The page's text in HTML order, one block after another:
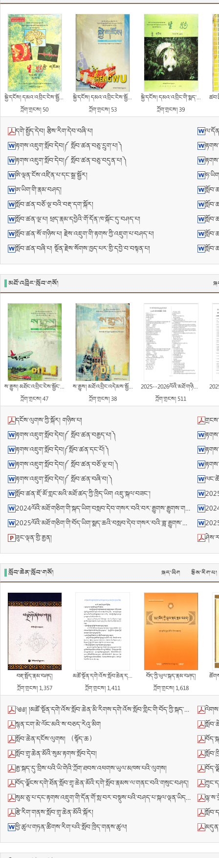
སྐྱེ་དངོས། དམའ་འབྲིང་ངེས་སྦྱོང་དེབ་གཉིས་པ།
ཀློག་གྲངས། 50
སྐྱེ་དངོས། དམའ་འབྲིང་ངེས་སྦྱོང་དེབ་དང་པོ།
ཀློག་གྲངས། 53
སྐྱེ་དངོས། དམའ་འབྲིང་གི་སྨད་ཆ། དེབ་དང་པོ།
ཀློག་གྲངས། 39
དགེ་སྤྱོད་དེབ། རྩིས་རིག་དེབ་བཞི་པ།
རྟགས་འཇུག་སློབ་དེབ།༼ སློབ་ཚན་བཅུ་དྲུག་པ།༽
རྟགས་འཇུག་སློབ་དེབ།༼ སློབ་ཚན་བཅུ་བདུན་པ།༽
ཨི་ལྡན་ངོས་འཛིན་པ་དང་སྒྲ་སྦྱོར།
ཨ་ཡིག་གི་རྣམ་བཤད།
སློབ་ཚན་བཅོ་ལྔ་བའི་བརྡ་དག་སྐོར།
སློབ་ཚན་ལྔ་པ། ཕྲད་རྣམ་དབྱེའི་གོ་དོན་ཁ་སྐོང་དུ་བཤད་པ།
སློབ་ཚན་སོ་གཉིས་པ། རྗེས་འཇུག་གི་རྟགས་ཀྱི་འཇུག་པ་བཤད་པ།
སློབ་ཚན་བཞི་པ། སྔོན་རྗེས་སོགས་ཁྱད་པར་གྱི་དབྱེ་བ་བསྟན་པ།
མཐོ་འབྲིང་སློབ་གསོ།
ས་རྒྱུས། མཐོང་འབྲིང་ངེས་སྦྱོང་། སྨད་ཆ།
ཀློག་གྲངས། 47
ས་རྒྱུས། མཐོ་འབྲིང་འདེམས་སྦྱོང་། དེབ་དང་པོ།
ཀློག་གྲངས། 38
2025--2026ལོའི་མཐོ་གཉིས་སྟོད་ཆའི་མཇུག་རྒྱུགས་རྒྱུགས་གཞི ། བོད་སྐད་ཡིག
ཀློག་གྲངས། 511
2025--
དངོས་ལུགས་ཀྱི་སྐོར། གཉིས་པ།
རྟགས་འཇུག་སློབ་དེབ།༼ སློབ་ཚན་བརྒྱད་པ།༽
རྟགས་འཇུག་སློབ་དེབ།༼སློབ་ཚན་དང་པོ།༽
རྟགས་འཇུག་སློབ་དེབ།༼ སློབ་ཚན་བཅོ་ལྔ་བ།༽
རྟགས་འཇུག་སློབ་དེབ།༼ སློབ་ཚན་བཞི་བ།༽
སློབ་ཚན་ཇོ་མོ་གླང་མའི་མཐོ་ཚད་ཀྱི་ཁྲིད་ཡིག འཇུ་སྐལ་བཟང་།
2024ལོའི་མཐོ་གཅིག་གི་སྐད་ཡིག་བསླབ་དེབ་གསར་བའི་བར་རྒྱུགས་རྒྱུགས་གཞི།
2025ལོའི་མཐོ་གཅིག་གི་བོད་ཡིག་སྨད་ཆའི་བསླབ་དེབ་གསར་བའི་ཟླ་རྒྱུགས་དང་པོའི་རྒྱུགས་གཞི།
ཟུང་ལྡན་གྱི་རྒྱན།
སློབ་ཆེན་སློབ་གསོ། སྐད་ཡིག རྩིས་རིག་པ།
བརྡ་སྤྲོད་རྣམ་བཤད།
ཀློག་གྲངས། 1,357
མཚོ་སྔོན་དགེ་འོས་སློབ་ཆེན་དགེ་རྒན་ཆེན་མོ་ལྕགས་ཐར་རྒྱལ་ལགས་ཀྱི་བརྡ་སྤྲོད་དཔེ་ཁྲིད།
ཀློག་གྲངས། 1,411
བོད་ཀྱི་ཡུལ་སྐད་རྣམ་བཤད།
ཀློག་གྲངས། 1,618
༄༅། །མཚོ་སྔོན་དགེ་འོས་སློབ་ཆེན་མི་རིགས་དགེ་འོས་སློབ་གླིང་གི་བོད་ཀྱི་སྐད་ ཡིག་དང་རྩོམ་རིག་ཆེད་གཉེར་གྱིས་སྦྱོང་བའི་ཞིབ་འཇུག་སློབ་མས་ ངེས་པར་བཀླག་དགོས་པའི་དཔེ་ཐོ།
སྙན་ངག་མེ་ལོང་མའི་ས་བཅད་རེའུ་མིག
སློབ་ཆེན་དངོས་ལུགས། （སྟོད་ཆ）
སློབ་གྲྭ་ཆེན་མོའི་སུམ་རྟགས་སློབ་དེབ།
རྒྱ་སྐད་དུ་བྲིས་པའི་ཡི་གེའི་ཀློག་ཐབས་འཕགས་ཡུལ་མཁས་པའི་ལུགས།
བོད་ལྗོངས་དགེ་ཐོན་སློབ་གྲྭ་ཆེན་མོའི་དགེ་སློབ་རྣམས་ལ་གནང་བའི་གསུང་བཤད།
སུམ་ཅུ་པ་དང་རྟགས་འཇུག་གི་དོན་གོ་སླ་བར་བསྡུས་པའི་བཤད་པ་སྐལ་ལྡན་ཡིད་ཀྱི་པད་མ་འབྱེད་པའི་སྣང་བའི་མཛོད།
རྩེ་རིག་གནས་སློབ་གྲྭ་ཆེན་མོའི་སྐོར།
ཕྱི་ཚུལ་གཏན་ཚིགས་རིག་པའི་སློབ་ཁྲིད་གནས་ཚུལ།